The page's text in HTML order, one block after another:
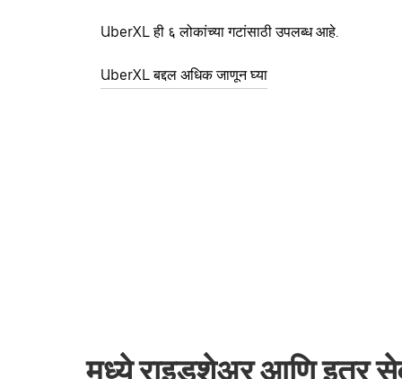
UberXL ही ६ लोकांच्या गटांसाठी उपलब्ध आहे.
UberXL बद्दल अधिक जाणून घ्या